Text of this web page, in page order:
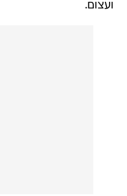
ועצום.